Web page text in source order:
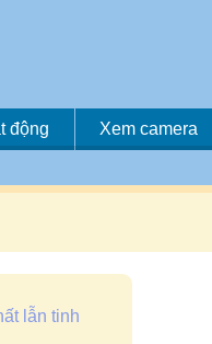
động Xem camera
lẫn tinh